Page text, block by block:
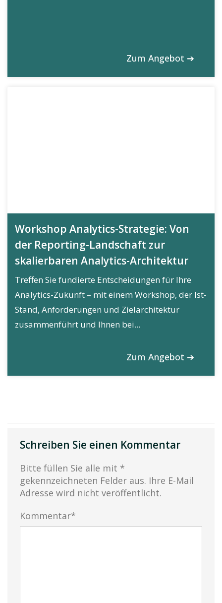
Zum Angebot ➔
Workshop Analytics-Strategie: Von
der Reporting-Landschaft zur
skalierbaren Analytics-Architektur
Treffen Sie fundierte Entscheidungen für Ihre
Analytics-Zukunft – mit einem Workshop, der Ist-
Stand, Anforderungen und Zielarchitektur
zusammenführt und Ihnen bei...
Zum Angebot ➔
Schreiben Sie einen Kommentar
Bitte füllen Sie alle mit *
gekennzeichneten Felder aus. Ihre E-Mail
Adresse wird nicht veröffentlicht.
Kommentar*